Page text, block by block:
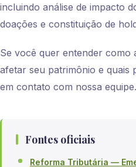
incluindo análise de impacto
doações e constituição de
Se você quer entender como
afetar seu patrimônio e quais
em contato com nossa equipe.
Fontes oficiais
Reforma Tributária —